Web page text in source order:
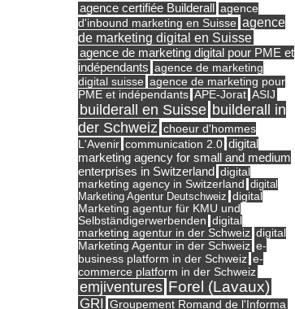
agence certifiée Builderall
agence
d'inbound marketing en Suisse agence
de marketing digital en Suisse
agence de marketing digital pour PME et
indépendants agence de marketing
digital suisse agence de marketing pour
PME et indépendants APE-Jorat ASIJ
builderall en Suisse builderall in
der Schweiz choeur d'hommes
L'Avenir communication 2.0 digital
marketing agency for small and medium
enterprises in Switzerland digital
marketing agency in Switzerland digital
Marketing Agentur Deutschweiz digital
Marketing agentur für KMU und
Selbständigerwerbenden digital
marketing agentur in der Schweiz digital
Marketing Agentur in der Schweiz e-
business platform in der Schweiz e-
commerce platform in der Schweiz
emjiventures Forel (Lavaux)
GRI Groupement Romand de l'Informa